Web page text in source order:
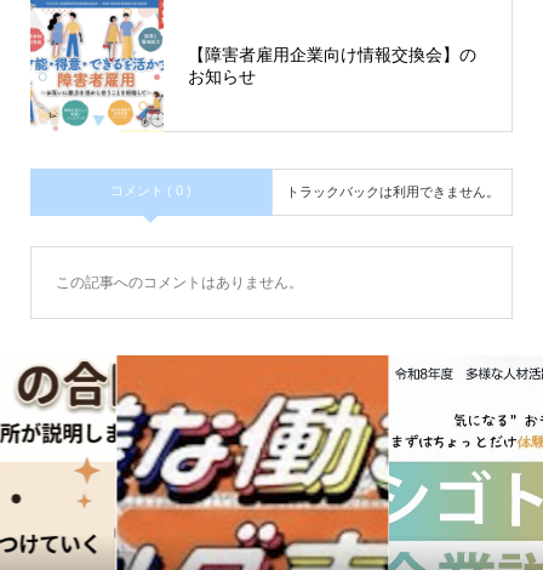
【障害者雇用企業向け情報交換会】の
お知らせ
コメント ( 0 ) トラックバックは利用できません。
この記事へのコメントはありません。